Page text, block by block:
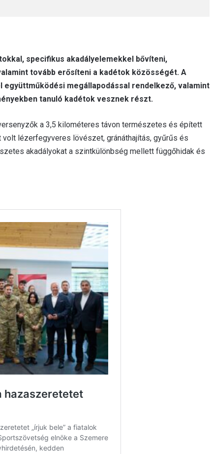
specifikus akadályelemekkel bővíteni,
tovább erősíteni a kadétok közösségét. A
megállapodással rendelkező, valamint
tanuló kadétok vesznek részt.
a 3,5 kilométeres távon természetes és épített
lézerfegyveres lövészet, gránáthajítás, gyűrűs és
akadályokat a szintkülönbség mellett függőhidak és